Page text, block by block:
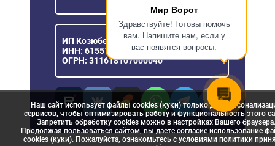
Мир Ворот
Здравствуйте! Готовы помочь
вам. Напишите нам, если у
вас появятся вопросы.
ИП Козюберда Денис Александрович
ИНН: 615516030057
ОГРН: 311618107000040
Наш сайт использует файлы cookies (куки) только для
сервисов, чтобы оптимизировать работу и функциональность этого
Запретить обработку cookies можно в настройках Вашего браузера.
Продолжая пользоваться сайтом, вы даете согласие использование
cookies (куки). Пожалуйста, ознакомьтесь с условиями политики